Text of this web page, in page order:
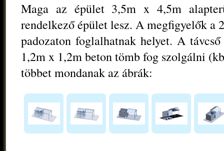
Maga az épület 3,5m x 4,5m
rendelkező épület lesz. A megfigyelők a
padozaton foglalhatnak helyet. A
1,2m x 1,2m beton tömb fog szolgálni
többet mondanak az ábrák: